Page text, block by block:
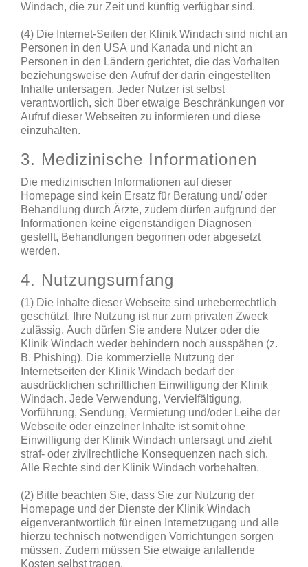
Windach, die zur Zeit und künftig verfügbar sind.
(4) Die Internet-Seiten der Klinik Windach sind nicht an
Personen in den USA und Kanada und nicht an
Personen in den Ländern gerichtet, die das Vorhalten
beziehungsweise den Aufruf der darin eingestellten
Inhalte untersagen. Jeder Nutzer ist selbst
verantwortlich, sich über etwaige Beschränkungen vor
Aufruf dieser Webseiten zu informieren und diese
einzuhalten.
3. Medizinische Informationen
Die medizinischen Informationen auf dieser
Homepage sind kein Ersatz für Beratung und/ oder
Behandlung durch Ärzte, zudem dürfen aufgrund der
Informationen keine eigenständigen Diagnosen
gestellt, Behandlungen begonnen oder abgesetzt
werden.
4. Nutzungsumfang
(1) Die Inhalte dieser Webseite sind urheberrechtlich
geschützt. Ihre Nutzung ist nur zum privaten Zweck
zulässig. Auch dürfen Sie andere Nutzer oder die
Klinik Windach weder behindern noch ausspähen (z.
B. Phishing). Die kommerzielle Nutzung der
Internetseiten der Klinik Windach bedarf der
ausdrücklichen schriftlichen Einwilligung der Klinik
Windach. Jede Verwendung, Vervielfältigung,
Vorführung, Sendung, Vermietung und/oder Leihe der
Webseite oder einzelner Inhalte ist somit ohne
Einwilligung der Klinik Windach untersagt und zieht
straf- oder zivilrechtliche Konsequenzen nach sich.
Alle Rechte sind der Klinik Windach vorbehalten.
(2) Bitte beachten Sie, dass Sie zur Nutzung der
Homepage und der Dienste der Klinik Windach
eigenverantwortlich für einen Internetzugang und alle
hierzu technisch notwendigen Vorrichtungen sorgen
müssen. Zudem müssen Sie etwaige anfallende
Kosten selbst tragen.